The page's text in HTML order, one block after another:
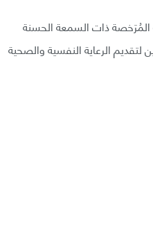
المُرَخصة ذات السمعة الحسنة
الرعاية النفسية والصحية